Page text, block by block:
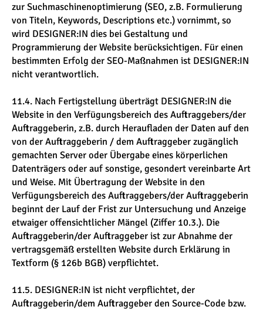
zur Suchmaschinenoptimierung (SEO, z.B. Formulierung
von Titeln, Keywords, Descriptions etc.) vornimmt, so
wird DESIGNER:IN dies bei Gestaltung und
Programmierung der Website berücksichtigen. Für einen
bestimmten Erfolg der SEO-Maßnahmen ist DESIGNER:IN
nicht verantwortlich.
11.4. Nach Fertigstellung überträgt DESIGNER:IN die
Website in den Verfügungsbereich des Auftraggebers/der
Auftraggeberin, z.B. durch Heraufladen der Daten auf den
von der Auftraggeberin / dem Auftraggeber zugänglich
gemachten Server oder Übergabe eines körperlichen
Datenträgers oder auf sonstige, gesondert vereinbarte Art
und Weise. Mit Übertragung der Website in den
Verfügungsbereich des Auftraggebers/der Auftraggeberin
beginnt der Lauf der Frist zur Untersuchung und Anzeige
etwaiger offensichtlicher Mängel (Ziffer 10.3.). Die
Auftraggeberin/der Auftraggeber ist zur Abnahme der
vertragsgemäß erstellten Website durch Erklärung in
Textform (§ 126b BGB) verpflichtet.
11.5. DESIGNER:IN ist nicht verpflichtet, der
Auftraggeberin/dem Auftraggeber den Source-Code bzw.